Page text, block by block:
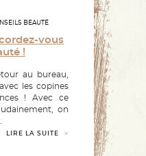
BEAUTÉ
vous
!
au bureau,
les copines
! Avec ce
on
LIRE LA SUITE